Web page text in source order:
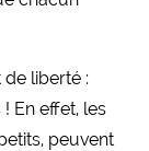
liberté :
En effet, les
peuvent